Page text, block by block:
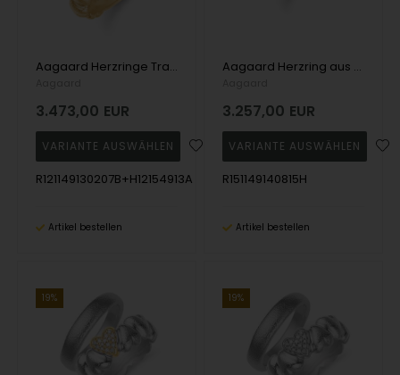
Aagaard Herzringe Trauringe aus 14 Karat Gelbgold mit 2 x 0,007 ct + 5 x 0,004 ct Diamanten
3.473,00 EUR
R121149130207B+H12154913A
Artikel bestellen
Aagaard Herzring aus 14 Karat Weißgold mit 2 x 0,004 ct + 13 x 0,006 ct Diamanten
3.257,00 EUR
R151149140815H
Artikel bestellen
19% 19%